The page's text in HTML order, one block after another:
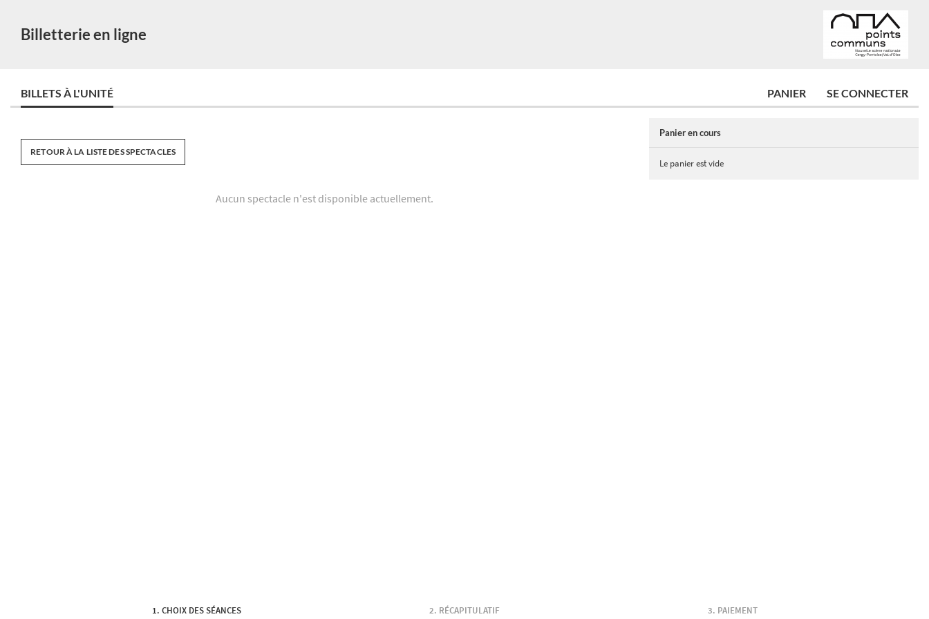
Billetterie en ligne
BILLETS À L'UNITÉ PANIER SE CONNECTER
RETOUR À LA LISTE DES SPECTACLES
Aucun spectacle n'est disponible actuellement.
Panier en cours
Le panier est vide
CHOIX DES SÉANCES RÉCAPITULATIF PAIEMENT